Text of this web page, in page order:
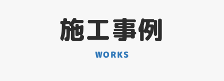
施工事例
WORKS